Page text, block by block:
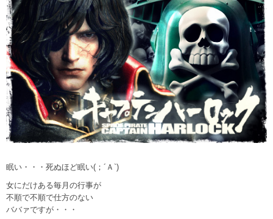
眠い・・・死ぬほど眠い(；´Ａ`)
女にだけある毎月の行事が
不順で不順で仕方のない
ババァですが・・・